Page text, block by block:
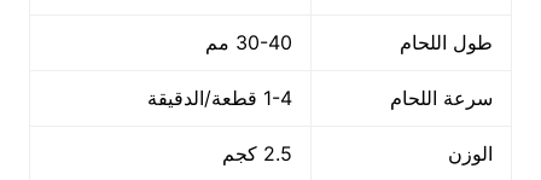
طول اللحام 30-40 مم
سرعة اللحام 1-4 قطعة/الدقيقة
الوزن 2.5 كجم